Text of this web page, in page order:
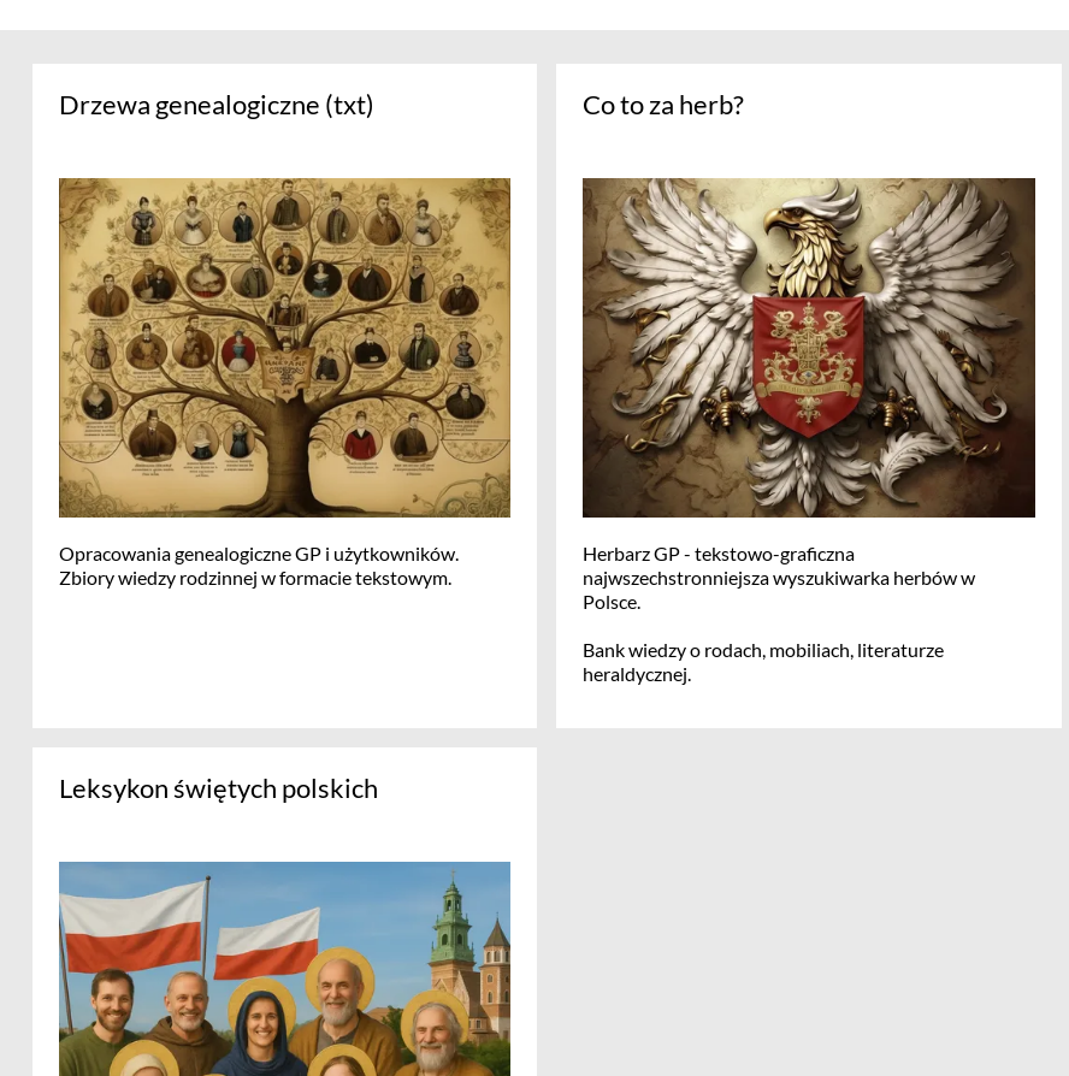
Drzewa genealogiczne (txt)
Opracowania genealogiczne GP i użytkowników.
Zbiory wiedzy rodzinnej w formacie tekstowym.
Co to za herb?
Herbarz GP - tekstowo-graficzna
najwszechstronniejsza wyszukiwarka herbów w
Polsce.
Bank wiedzy o rodach, mobiliach, literaturze
heraldycznej.
Leksykon świętych polskich